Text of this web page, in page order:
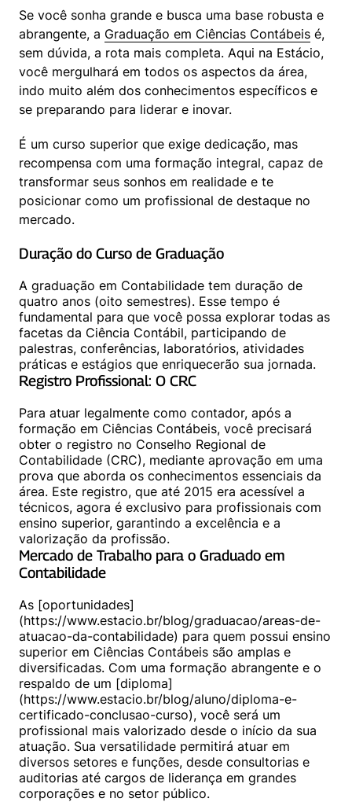
Se você sonha grande e busca uma base robusta e
abrangente, a Graduação em Ciências Contábeis é,
sem dúvida, a rota mais completa. Aqui na Estácio,
você mergulhará em todos os aspectos da área,
indo muito além dos conhecimentos específicos e
se preparando para liderar e inovar.
É um curso superior que exige dedicação, mas
recompensa com uma formação integral, capaz de
transformar seus sonhos em realidade e te
posicionar como um profissional de destaque no
mercado.
Duração do Curso de Graduação
A graduação em Contabilidade tem duração de
quatro anos (oito semestres). Esse tempo é
fundamental para que você possa explorar todas as
facetas da Ciência Contábil, participando de
palestras, conferências, laboratórios, atividades
Registro Profissional: O CRC
Para atuar legalmente como contador, após a
formação em Ciências Contábeis, você precisará
obter o registro no Conselho Regional de
Contabilidade (CRC), mediante aprovação em uma
prova que aborda os conhecimentos essenciais da
área. Este registro, que até 2015 era acessível a
técnicos, agora é exclusivo para profissionais com
ensino superior, garantindo a excelência e a
Mercado de Trabalho para o Graduado em
Contabilidade
As [oportunidades]
(https://www.estacio.br/blog/graduacao/areas-de-
atuacao-da-contabilidade) para quem possui ensino
superior em Ciências Contábeis são amplas e
diversificadas. Com uma formação abrangente e o
respaldo de um [diploma]
(https://www.estacio.br/blog/aluno/diploma-e-
certificado-conclusao-curso), você será um
profissional mais valorizado desde o início da sua
atuação. Sua versatilidade permitirá atuar em
diversos setores e funções, desde consultorias e
auditorias até cargos de liderança em grandes
corporações e no setor público.